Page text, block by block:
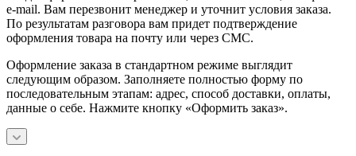
e-mail. Вам перезвонит менеджер и уточнит условия заказа.
По результатам разговора вам придет подтверждение
оформления товара на почту или через СМС.
Оформление заказа в стандартном режиме выглядит
следующим образом. Заполняете полностью форму по
последовательным этапам: адрес, способ доставки, оплаты,
данные о себе. Нажмите кнопку «Оформить заказ».